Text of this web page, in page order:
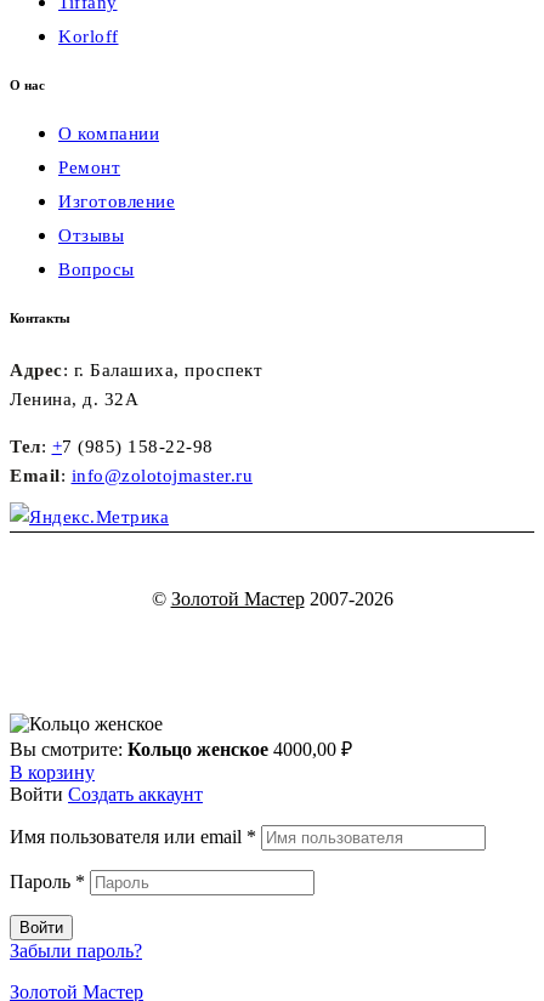
Korloff
О нас
О компании
Ремонт
Изготовление
Отзывы
Вопросы
Контакты
Адрес: г. Балашиха, проспект
Ленина, д. 32А
Тел: +7 (985) 158-22-98
Email: info@zolotojmaster.ru
© Золотой Мастер2007-2026
Вы смотрите: Кольцо женское 4000,00 ₽
В корзину
Войти Создать аккаунт
Имя пользователя или email *
Пароль *
Войти
Забыли пароль?
Золотой Мастер